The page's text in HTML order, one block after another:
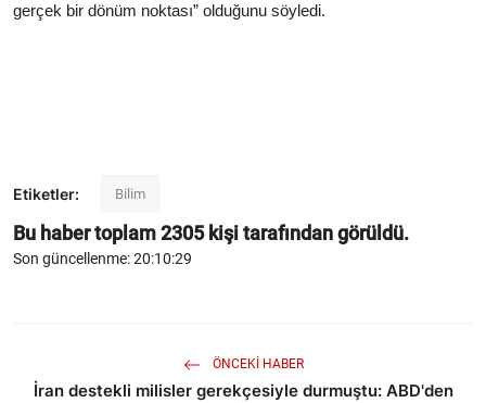
gerçek bir dönüm noktası” olduğunu söyledi.
Etiketler: Bilim
Bu haber toplam2305kişi tarafından görüldü.
Son güncellenme: 20:10:29
ÖNCEKI HABER
İran destekli milisler gerekçesiyle durmuştu: ABD'den